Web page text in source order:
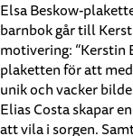
Elsa Beskow-
barnbok går till
motivering: “Kerstin
plaketten för att
unik och vacker
Elias Costa skapar
att vila i sorgen.